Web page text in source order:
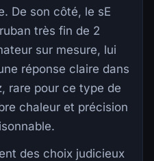
De son côté, le sE
très fin de 2
sur mesure, lui
réponse claire dans
rare pour ce type de
chaleur et précision
des choix judicieux